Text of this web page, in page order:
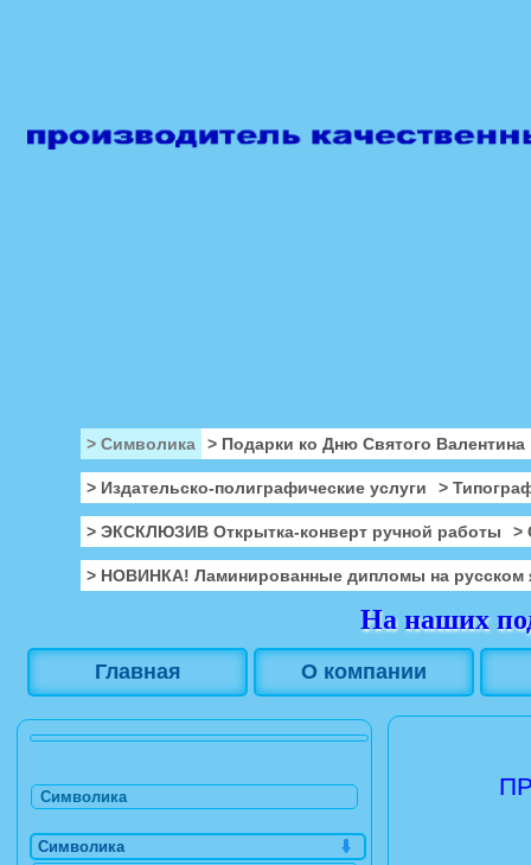
> Символика > Подарки ко Дню Святого Валентина
> Издательско-полиграфические услуги >
> ЭКСКЛЮЗИВ Открытка-конверт ручной работы >
> НОВИНКА! Ламинированные дипломы на русском
На наших
Главная О компании
Символика
Символика